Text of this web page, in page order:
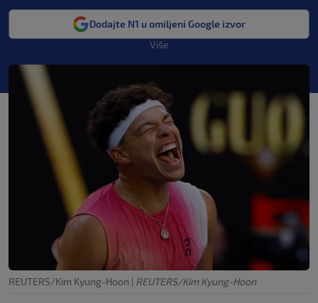
Dodajte N1 u omiljeni Google izvor
Više
REUTERS/Kim Kyung-Hoon | REUTERS/Kim Kyung-Hoon